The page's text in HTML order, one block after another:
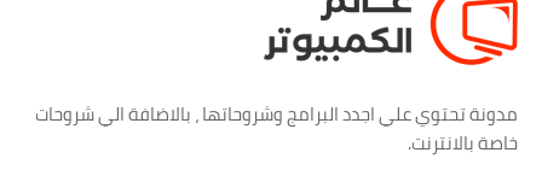
مدونة تحتوي علي اجدد البرامج وشروحاتها ، بالاضافة الي شروحات
خاصة بالانترنت.